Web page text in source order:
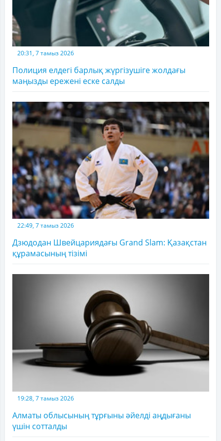
20:31, 7 тамыз 2026
Полиция елдегі барлық жүргізушіге жолдағы
маңызды ережені еске салды
22:49, 7 тамыз 2026
Дзюдодан Швейцариядағы Grand Slam: Қазақстан
құрамасының тізімі
19:28, 7 тамыз 2026
Алматы облысының тұрғыны әйелді аңдығаны
үшін сотталды